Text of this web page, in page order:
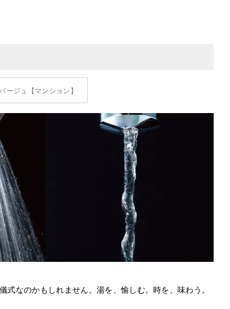
ージュ【マンション】
なのかもしれません。湯を、愉しむ。時を、味わう。